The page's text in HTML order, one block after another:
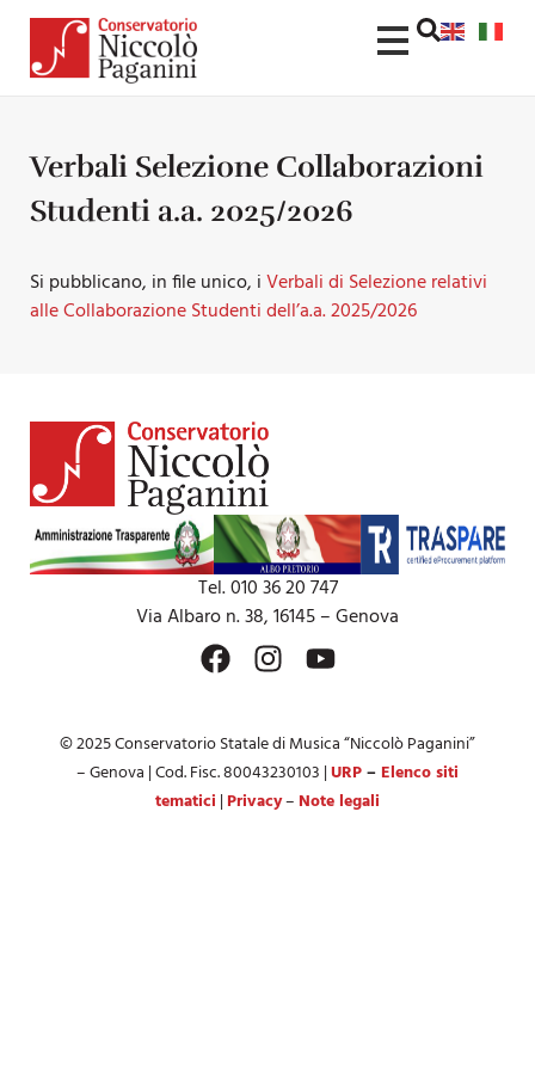
Verbali Selezione Collaborazioni
Studenti a.a. 2025/2026
Si pubblicano, in file unico, iVerbali di Selezione relativi
alle Collaborazione Studenti dell’a.a. 2025/2026
Tel. 010 36 20 747
Via Albaro n. 38, 16145 – Genova
© 2025 Conservatorio Statale di Musica “Niccolò Paganini”
– Genova | Cod. Fisc. 80043230103 |URP– Elenco siti
tematici | Privacy– Note legali